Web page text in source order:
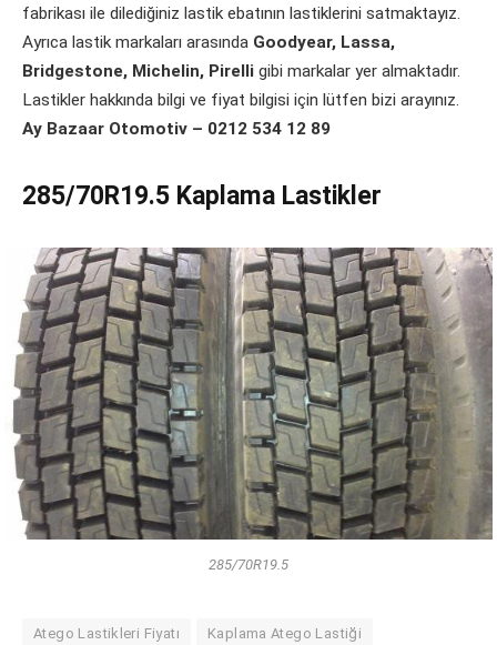
fabrikası ile dilediğiniz lastik ebatının lastiklerini satmaktayız.
Ayrıca lastik markaları arasında Goodyear, Lassa,
Bridgestone, Michelin, Pirelli gibi markalar yer almaktadır.
Lastikler hakkında bilgi ve fiyat bilgisi için lütfen bizi arayınız.
Ay Bazaar Otomotiv – 0212 534 12 89
285/70R19.5 Kaplama Lastikler
285/70R19.5
Atego Lastikleri Fiyatı Kaplama Atego Lastiği